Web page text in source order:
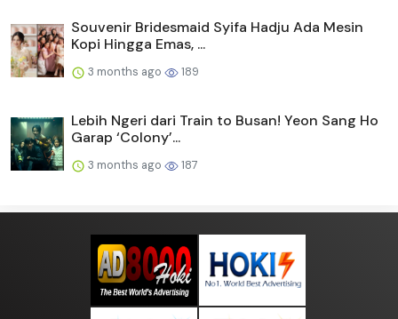
Souvenir Bridesmaid Syifa Hadju Ada Mesin
Kopi Hingga Emas, ...
3 months ago 189
Lebih Ngeri dari Train to Busan! Yeon Sang Ho
Garap ‘Colony’...
3 months ago 187